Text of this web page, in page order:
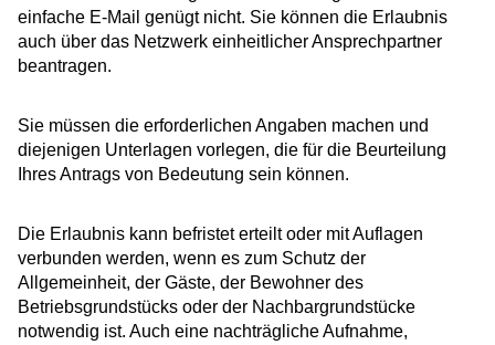
einfache E-Mail genügt nicht. Sie können die Erlaubnis
auch über das Netzwerk einheitlicher Ansprechpartner
beantragen.
Sie müssen die erforderlichen Angaben machen und
diejenigen Unterlagen vorlegen, die für die Beurteilung
Ihres Antrags von Bedeutung sein können.
Die Erlaubnis kann befristet erteilt oder mit Auflagen
verbunden werden, wenn es zum Schutz der
Allgemeinheit, der Gäste, der Bewohner des
Betriebsgrundstücks oder der Nachbargrundstücke
notwendig ist. Auch eine nachträgliche Aufnahme,